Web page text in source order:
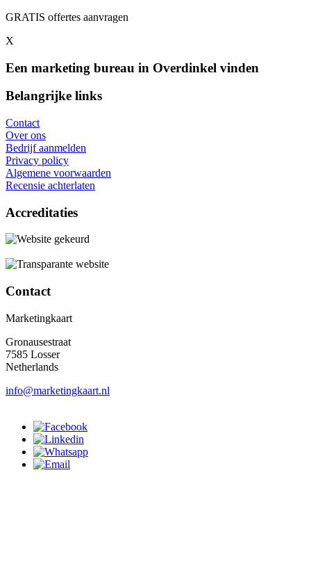
GRATIS offertes aanvragen
X
Een marketing bureau in Overdinkel vinden
Belangrijke links
Contact
Over ons
Bedrijf aanmelden
Privacy policy
Algemene voorwaarden
Recensie achterlaten
Accreditaties
Contact
Marketingkaart
Gronausestraat
7585 Losser
Netherlands
info@marketingkaart.nl